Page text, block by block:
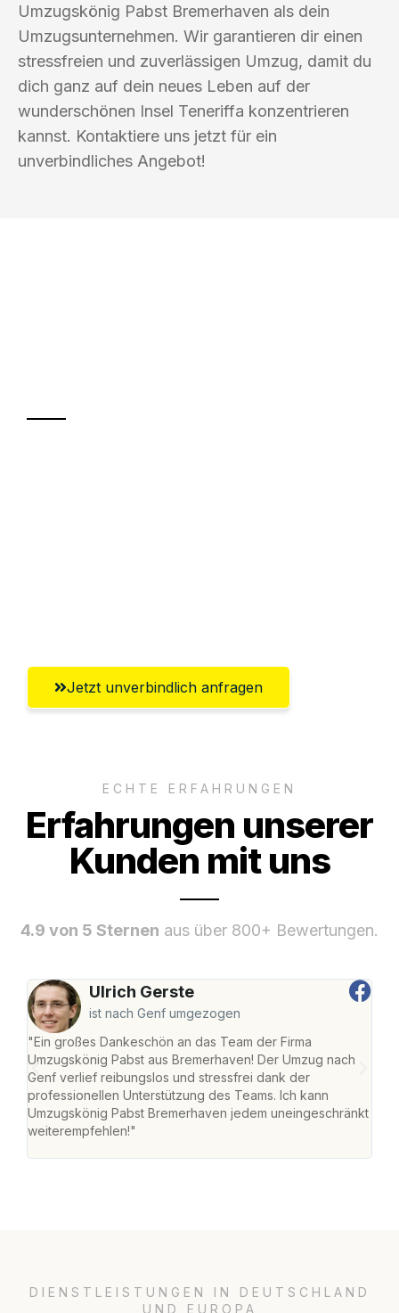
Umzugskönig Pabst Bremerhaven als dein
Umzugsunternehmen. Wir garantieren dir einen
stressfreien und zuverlässigen Umzug, damit du
dich ganz auf dein neues Leben auf der
wunderschönen Insel Teneriffa konzentrieren
kannst. Kontaktiere uns jetzt für ein
unverbindliches Angebot!
Jetzt unverbindlich anfragen
ECHTE ERFAHRUNGEN
Erfahrungen unserer
Kunden mit uns
4.9 von 5 Sternen aus über 800+ Bewertungen.
Ulrich Gerste
ist nach Genf umgezogen
"Ein großes Dankeschön an das Team der Firma
Umzugskönig Pabst aus Bremerhaven! Der Umzug nach
Genf verlief reibungslos und stressfrei dank der
professionellen Unterstützung des Teams. Ich kann
Umzugskönig Pabst Bremerhaven jedem uneingeschränkt
weiterempfehlen!"
DIENSTLEISTUNGEN IN DEUTSCHLAND
UND EUROPA